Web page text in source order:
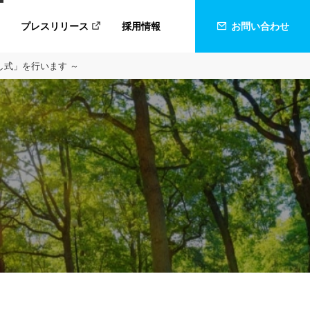
プレスリリース 採用情報 お問い合わせ
」を行います ～